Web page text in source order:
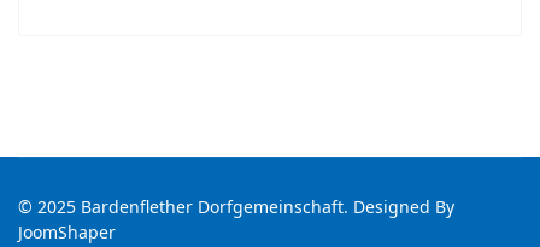
© 2025 Bardenflether Dorfgemeinschaft. Designed By
JoomShaper